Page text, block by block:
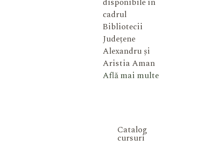
cadrul
Bibliotecii
Județene
Alexandru și
Aristia Aman
Află mai multe
Catalog
cursuri